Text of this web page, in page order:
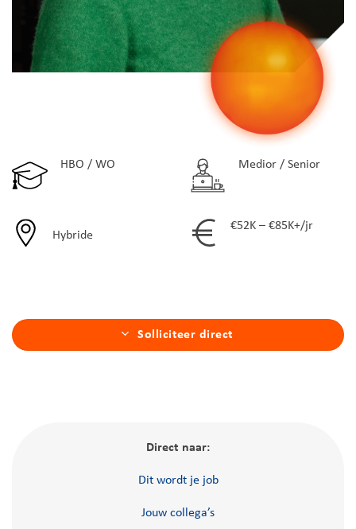
HBO / WO Medior / Senior
Hybride
€52K – €85K+/jr
Solliciteer direct
Direct naar:
Dit wordt je job
Jouw collega’s